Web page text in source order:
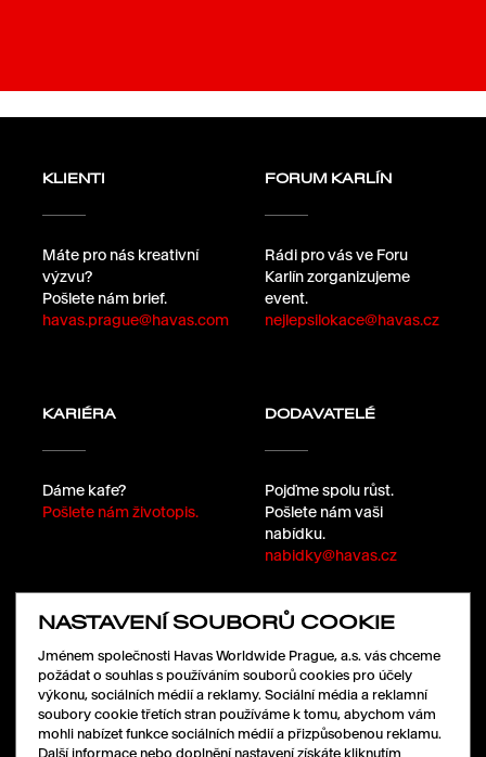
KLIENTI
Máte pro nás kreativní
výzvu?
Pošlete nám brief.
havas.prague@havas.com
FORUM KARLÍN
Rádi pro vás ve Foru
Karlín zorganizujeme
event.
nejlepsilokace@havas.cz
KARIÉRA
Dáme kafe?
Pošlete nám životopis.
DODAVATELÉ
Pojďme spolu růst.
Pošlete nám vaši
nabídku.
nabidky@havas.cz
SLEDUJTE NÁS
LinkedIn
Facebook
NASTAVENÍ SOUBORŮ COOKIE
Jménem společnosti Havas Worldwide Prague, a.s. vás chceme
požádat o souhlas s používáním souborů cookies pro účely
výkonu, sociálních médií a reklamy. Sociální média a reklamní
soubory cookie třetích stran používáme k tomu, abychom vám
mohli nabízet funkce sociálních médií a přizpůsobenou reklamu.
Další informace nebo doplnění nastavení získáte kliknutím